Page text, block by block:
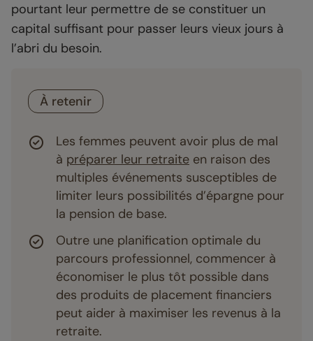
pourtant leur permettre de se constituer un
capital suffisant pour passer leurs vieux jours à
l’abri du besoin.
À retenir
Les femmes peuvent avoir plus de mal
à préparer leur retraite en raison des
multiples événements susceptibles de
limiter leurs possibilités d’épargne pour
la pension de base.
Outre une planification optimale du
parcours professionnel, commencer à
économiser le plus tôt possible dans
des produits de placement financiers
peut aider à maximiser les revenus à la
retraite.